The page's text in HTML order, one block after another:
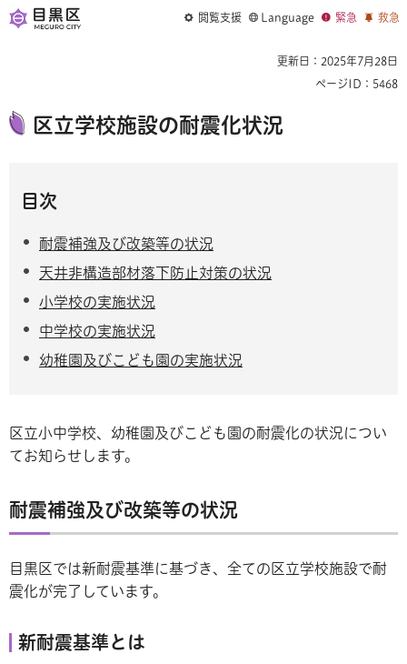
閲覧支援 Language 緊急 救急
更新日：2025年7月28日
ページID：5468
区立学校施設の耐震化状況
目次
耐震補強及び改築等の状況
天井非構造部材落下防止対策の状況
小学校の実施状況
中学校の実施状況
幼稚園及びこども園の実施状況
区立小中学校、幼稚園及びこども園の耐震化の状況につい
てお知らせします。
耐震補強及び改築等の状況
目黒区では新耐震基準に基づき、全ての区立学校施設で耐
震化が完了しています。
新耐震基準とは